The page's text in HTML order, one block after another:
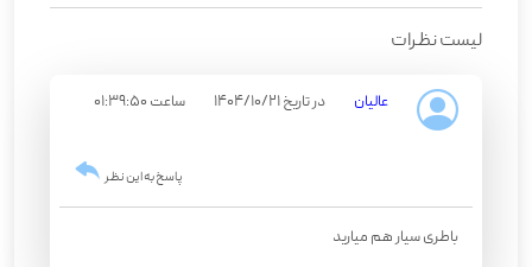
لیست نظرات
عالیان در تاریخ 1404/10/21 ساعت 01:39:50
پاسخ به این نظر
باطری سیار هم میارید